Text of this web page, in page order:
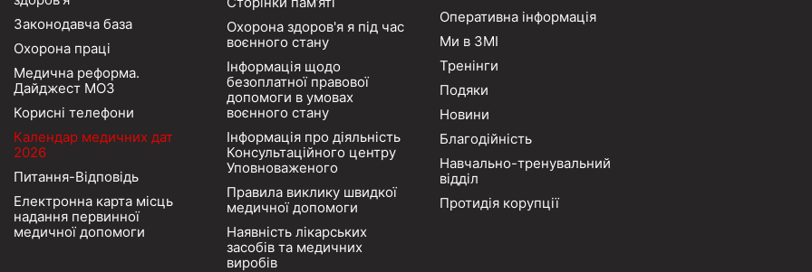
Законодавча база
Охорона праці
Медична реформа.
Дайджест МОЗ
Корисні телефони
Календар медичних дат
2026
Питання-Відповідь
Електронна карта місць
надання первинної
медичної допомоги
Охорона здоров'я я під час
воєнного стану
Інформація щодо
безоплатної правової
допомоги в умовах
воєнного стану
Інформація про діяльність
Консультаційного центру
Уповноваженого
Правила виклику швидкої
медичної допомоги
Наявність лікарських
засобів та медичних
виробів
Оперативна інформація
Ми в ЗМІ
Тренінги
Подяки
Новини
Благодійність
Навчально-тренувальний
відділ
Протидія корупції